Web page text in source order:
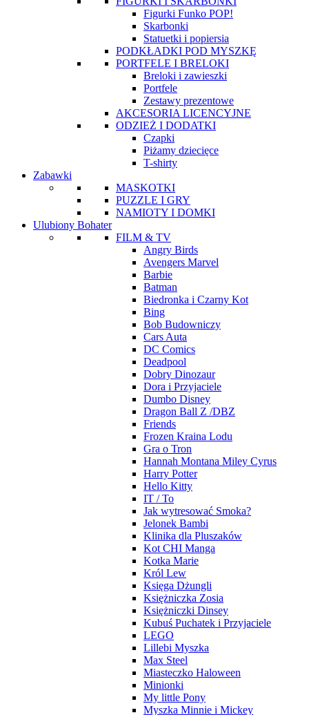
Figurki Funko POP!
Skarbonki
Statuetki i popiersia
PODKŁADKI POD MYSZKĘ
PORTFELE I BRELOKI
Breloki i zawieszki
Portfele
Zestawy prezentowe
AKCESORIA LICENCYJNE
ODZIEŻ I DODATKI
Czapki
Piżamy dziecięce
T-shirty
Zabawki
MASKOTKI
PUZZLE I GRY
NAMIOTY I DOMKI
Ulubiony Bohater
FILM & TV
Angry Birds
Avengers Marvel
Barbie
Batman
Biedronka i Czarny Kot
Bing
Bob Budowniczy
Cars Auta
DC Comics
Deadpool
Dobry Dinozaur
Dora i Przyjaciele
Dumbo Disney
Dragon Ball Z /DBZ
Friends
Frozen Kraina Lodu
Gra o Tron
Hannah Montana Miley Cyrus
Harry Potter
Hello Kitty
IT / To
Jak wytresować Smoka?
Jelonek Bambi
Klinika dla Pluszaków
Kot CHI Manga
Kotka Marie
Król Lew
Księga Dżungli
Księżniczka Zosia
Księżniczki Dinsey
Kubuś Puchatek i Przyjaciele
LEGO
Lillebi Myszka
Max Steel
Miasteczko Haloween
Minionki
My little Pony
Myszka Minnie i Mickey